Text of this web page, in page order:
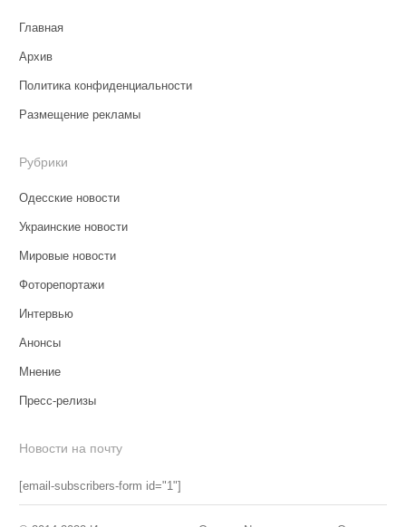
Главная
Архив
Политика конфиденциальности
Размещение рекламы
Рубрики
Одесские новости
Украинские новости
Мировые новости
Фоторепортажи
Интервью
Анонсы
Мнение
Пресс-релизы
Новости на почту
[email-subscribers-form id="1"]